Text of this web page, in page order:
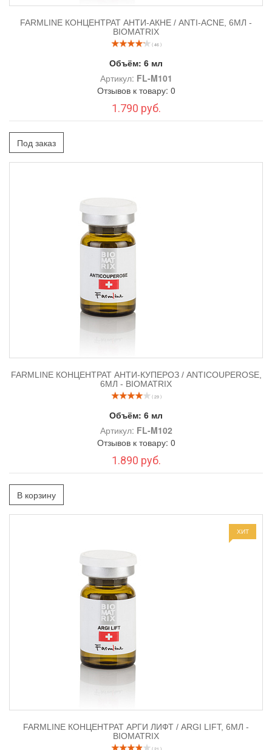
FARMLINE КОНЦЕНТРАТ АНТИ-АКНЕ / ANTI-ACNE, 6МЛ -
BIOMATRIX
( 46 )
Объём: 6 мл
Артикул: FL-M101
Отзывов к товару: 0
1.790 руб.
Под заказ
FARMLINE КОНЦЕНТРАТ АНТИ-КУПЕРОЗ / ANTICOUPEROSE,
6МЛ - BIOMATRIX
( 29 )
Объём: 6 мл
Артикул: FL-M102
Отзывов к товару: 0
1.890 руб.
В корзину
ХИТ
FARMLINE КОНЦЕНТРАТ АРГИ ЛИФТ / ARGI LIFT, 6МЛ -
BIOMATRIX
( 21 )